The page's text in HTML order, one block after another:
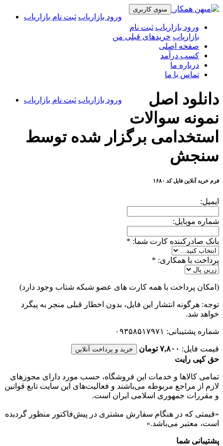
منوی کاربری
ورود بازاریاب ثبت نام بازاریاب
ورود بازاریاب ثبت نام
بازاریاب خریدهای قبلی من
صفحه اصلی
کسب درآمد
درباره ما
تماس با ما
ورود بازاریاب ثبت نام بازاریاب
دانلود اصل
نمونه سوالات
استخدامی برگزار شده توسط
سنجش
فرم خرید آنلاین فایل کد ۱۶۸۰
ایمیل:
شماره موبایل:
بانک صادرکننده کارت شما: *
پرداخت با همکاری: *
(امکان پرداخت با همه کارت های عضو شبکه شتاب وجود دارد)
توجه: هرگونه انتشار این فایل، بدون اخطار قبلی منجر به پیگرد
خواهد شد.
شماره پشتیبانی: ۰۹۳۵۸۵۱۷۹۷۱
قیمت فایل: ۷,۸۰۰ تومان خرید و پرداخت آنلاین
حق کپی رایت
تمامی كالاها و خدمات اين فروشگاه، حسب مورد دارای مجوزهای
لازم از مراجع مربوطه می‌باشند و فعاليت‌های اين سايت تابع قوانين
و مقررات جمهوری اسلامی ايران است.
«قیمتی که در هنگام سفارش مشتری در پیش‌­فاکتور منظور گرديده
است، معتبر می‌باشد.»
پشتیبانی شما